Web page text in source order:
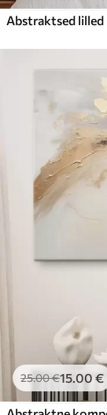
Abstraktsed lilled
25.00€15.00 €